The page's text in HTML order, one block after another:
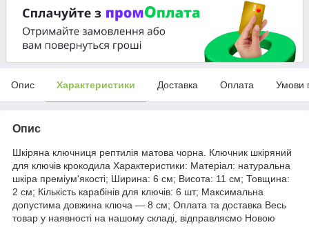
Опис Характеристики Доставка Оплата Умови
Опис
Шкіряна ключниця рептилія матова чорна. Ключник шкіряний
для ключів крокодила Характеристики: Матеріал: натуральна
шкіра преміум'якості; Ширина: 6 см; Висота: 11 см; Товщина:
2 см; Кількість карабінів для ключів: 6 шт; Максимальна
допустима довжина ключа — 8 см; Оплата та доставка Весь
товар у наявності на нашому складі, відправляємо Новою